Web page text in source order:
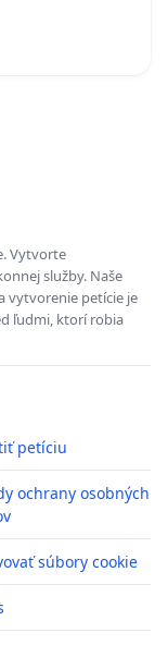
Vytvorte
služby. Naše
vytvorenie petície je
ľudmi, ktorí robia
petíciu
ochrany osobných
súbory cookie